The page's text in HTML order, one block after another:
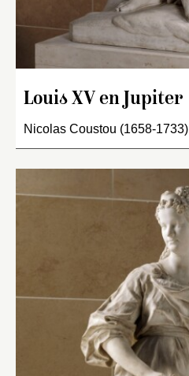
Louis XV en Jupiter
Nicolas Coustou (1658-1733)